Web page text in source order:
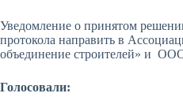
Уведомление о принятом
протокола направить в
объединение строителей» и
Голосовали: